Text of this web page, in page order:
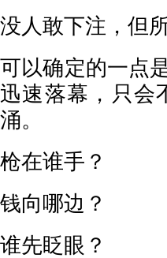
没人敢下注，但
可以确定的一点
迅速落幕，只会
涌。
枪在谁手？
钱向哪边？
谁先眨眼？